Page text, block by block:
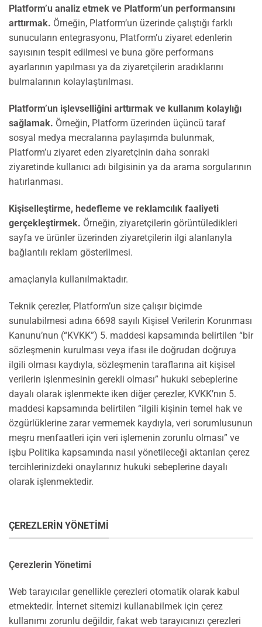
Platform’u analiz etmek ve Platform’un performansını
arttırmak. Örneğin, Platform’un üzerinde çalıştığı farklı
sunucuların entegrasyonu, Platform’u ziyaret edenlerin
sayısının tespit edilmesi ve buna göre performans
ayarlarının yapılması ya da ziyaretçilerin aradıklarını
bulmalarının kolaylaştırılması.
Platform’un işlevselliğini arttırmak ve kullanım kolaylığı
sağlamak. Örneğin, Platform üzerinden üçüncü taraf
sosyal medya mecralarına paylaşımda bulunmak,
Platform’u ziyaret eden ziyaretçinin daha sonraki
ziyaretinde kullanıcı adı bilgisinin ya da arama sorgularının
hatırlanması.
Kişiselleştirme, hedefleme ve reklamcılık faaliyeti
gerçekleştirmek. Örneğin, ziyaretçilerin görüntüledikleri
sayfa ve ürünler üzerinden ziyaretçilerin ilgi alanlarıyla
bağlantılı reklam gösterilmesi.
amaçlarıyla kullanılmaktadır.
Teknik çerezler, Platform’un size çalışır biçimde
sunulabilmesi adına 6698 sayılı Kişisel Verilerin Korunması
Kanunu’nun (“KVKK”) 5. maddesi kapsamında belirtilen “bir
sözleşmenin kurulması veya ifası ile doğrudan doğruya
ilgili olması kaydıyla, sözleşmenin taraflarına ait kişisel
verilerin işlenmesinin gerekli olması” hukuki sebeplerine
dayalı olarak işlenmekte iken diğer çerezler, KVKK’nın 5.
maddesi kapsamında belirtilen “ilgili kişinin temel hak ve
özgürlüklerine zarar vermemek kaydıyla, veri sorumlusunun
meşru menfaatleri için veri işlemenin zorunlu olması” ve
işbu Politika kapsamında nasıl yönetileceği aktarılan çerez
tercihlerinizdeki onaylarınız hukuki sebeplerine dayalı
olarak işlenmektedir.
ÇEREZLERIN YÖNETIMI
Çerezlerin Yönetimi
Web tarayıcılar genellikle çerezleri otomatik olarak kabul
etmektedir. İnternet sitemizi kullanabilmek için çerez
kullanımı zorunlu değildir, fakat web tarayıcınızı çerezleri